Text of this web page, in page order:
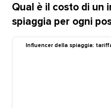
Qual è il costo di un
spiaggia per ogni
Influencer della spiaggia: